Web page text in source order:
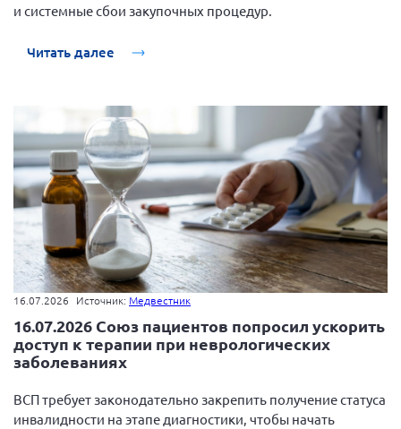
и системные сбои закупочных процедур.
Читать далее
16.07.2026 Источник: Медвестник
16.07.2026 Союз пациентов попросил ускорить
доступ к терапии при неврологических
заболеваниях
ВСП требует законодательно закрепить получение статуса
инвалидности на этапе диагностики, чтобы начать